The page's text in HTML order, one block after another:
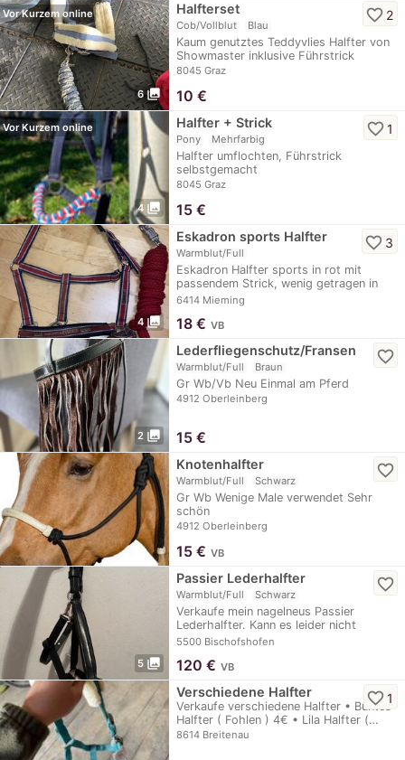
6 photo_library
Vor Kurzem online Halfterset
Cob/Vollblut Blau
Kaum genutztes Teddyvlies Halfter von
Showmaster inklusive Führstrick
8045 Graz
favorite_border 2
10 €
4 photo_library
Vor Kurzem online Halfter + Strick
Pony Mehrfarbig
Halfter umflochten, Führstrick
selbstgemacht
8045 Graz
favorite_border1
15 €
4 photo_library
Eskadron sports Halfter
Warmblut/Full
Eskadron Halfter sports in rot mit
passendem Strick, wenig getragen in
super Zustand.
6414 Mieming
favorite_border 3
18 € VB
2 photo_library
Lederfliegenschutz/Fransen
Warmblut/Full Braun
Gr Wb/Vb Neu Einmal am Pferd
4912 Oberleinberg
favorite_border
15 €
Knotenhalfter
Warmblut/Full Schwarz
Gr Wb Wenige Male verwendet Sehr
schön
4912 Oberleinberg
favorite_border
15 € VB
5 photo_library
Passier Lederhalfter
Warmblut/Full Schwarz
Verkaufe mein nagelneus Passier
Lederhalfter. Kann es leider nicht
zurückschicken…
5500 Bischofshofen
favorite_border
120 € VB
Verschiedene Halfter
Verkaufe verschiedene Halfter • Buntes
Halfter ( Fohlen ) 4€ • Lila Halfter (…
8614 Breitenau
favorite_border1